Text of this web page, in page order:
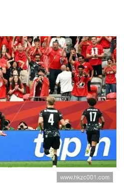
：加拿大6球大胜成
线关键